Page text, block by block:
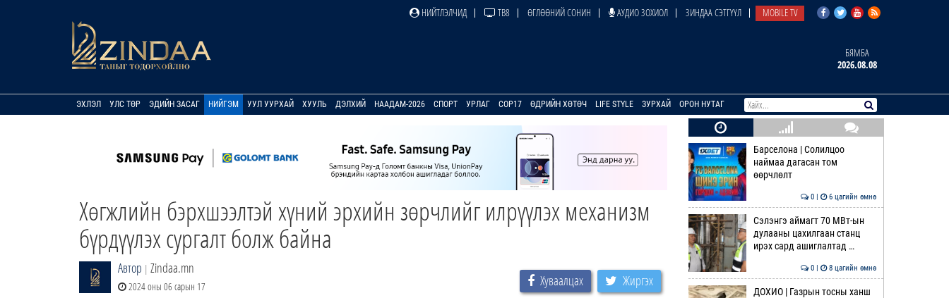
НИЙТЛЭЛЧИД ТВ8 ӨГЛӨӨНИЙ СОНИН АУДИО ЗОХИОЛ ЗИНДАА СЭТГҮҮЛ MOBILE TV
БЯМБА
2026.08.08
ЭХЛЭЛ УЛС ТӨР ЭДИЙН ЗАСАГ НИЙГЭМ УУЛ УУРХАЙ ХУУЛЬ ДЭЛХИЙ НААДАМ-2026 СПОРТ УРЛАГ COP17 ӨДРИЙН ХӨТӨЧ LIFE STYLE ЗУРХАЙ ОРОН НУТАГ
Хөгжлийн бэрхшээлтэй хүний эрхийн зөрчлийг илрүүлэх механизм
бүрдүүлэх сургалт болж байна
Автор | Zindaa.mn
2024 оны 06 сарын 17 Хуваалцах Жиргэх
Барселона | Солилцоо
наймаа дагасан том
өөрчлөлт
0 | 6 цагийн өмнө
Сэлэнгэ аймагт 70 МВт-ын
дулааны цахилгаан станц
ирэх сард ашиглалтад …
0 | 8 цагийн өмнө
ДОХИО | Газрын тосны ханш